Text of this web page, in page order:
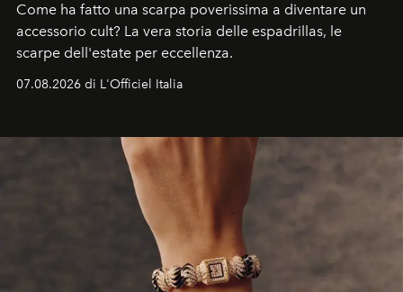
Come ha fatto una scarpa poverissima a diventare un
accessorio cult? La vera storia delle espadrillas, le
scarpe dell'estate per eccellenza.
07.08.2026 di L'Officiel Italia